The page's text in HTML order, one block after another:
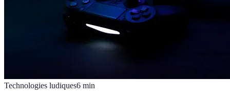
Technologies ludiques6 min